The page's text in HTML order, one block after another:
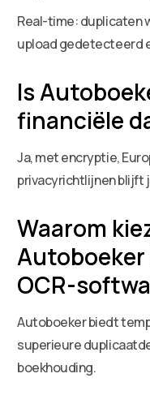
Real-time: duplicaten
upload gedetecteerd
Is
financiële
Ja, met encryptie,
privacyrichtlijnen blijft
Waarom
Autoboeker
OCR-
Autoboeker biedt
superieure
boekhouding.